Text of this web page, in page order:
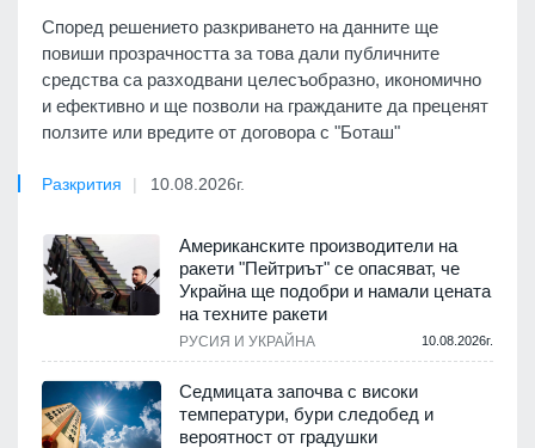
Според решението разкриването на данните ще
повиши прозрачността за това дали публичните
средства са разходвани целесъобразно, икономично
и ефективно и ще позволи на гражданите да преценят
ползите или вредите от договора с "Боташ"
Разкрития 10.08.2026г.
Американските производители на
ракети "Пейтриът" се опасяват, че
Украйна ще подобри и намали цената
на техните ракети
РУСИЯ И УКРАЙНА 10.08.2026г.
Седмицата започва с високи
температури, бури следобед и
вероятност от градушки